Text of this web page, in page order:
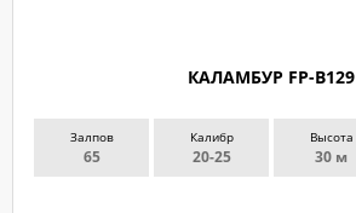
КАЛАМБУР FP-B129
Залпов
65
Калибр
20-25
Высота
30 м